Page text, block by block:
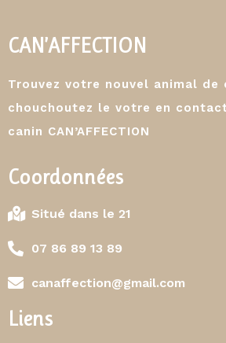
CAN’AFFECTION
Trouvez votre nouvel animal de
chouchoutez le votre en
canin CAN’AFFECTION
Coordonnées
Situé dans le 21
07 86 89 13 89
canaffection@gmail.com
Liens